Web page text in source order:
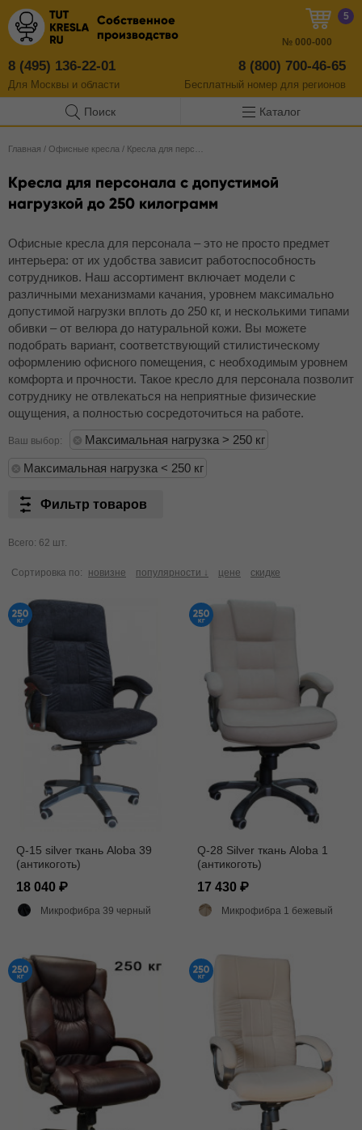
Собственное
производство
8 (495) 136-22-01
Для Москвы и области
8 (800) 700-46-65
Бесплатный номер для регионов
5
№ 000-000
Поиск Каталог
Главная / Офисные кресла /
Кресла для персонала с допустимой
нагрузкой до 250 килограмм
Офисные кресла для персонала – это не просто предмет
интерьера: от их удобства зависит работоспособность
сотрудников. Наш ассортимент включает модели с
различными механизмами качания, уровнем максимально
допустимой нагрузки вплоть до 250 кг, и несколькими типами
обивки – от велюра до натуральной кожи. Вы можете
подобрать вариант, соответствующий стилистическому
оформлению офисного помещения, с необходимым уровнем
комфорта и прочности. Такое кресло для персонала позволит
сотруднику не отвлекаться на неприятные физические
ощущения, а полностью сосредоточиться на работе.
Ваш выбор: Максимальная нагрузка > 250 кг
Максимальная нагрузка < 250 кг
Фильтр товаров
Всего: 62 шт.
Сортировка по: новизне популярности ↓ цене скидке
Q-15 silver ткань Aloba 39
(антикоготь)
18 040
Микрофибра 39 черный
Q-28 Silver ткань Aloba 1
(антикоготь)
17 430
Микрофибра 1 бежевый